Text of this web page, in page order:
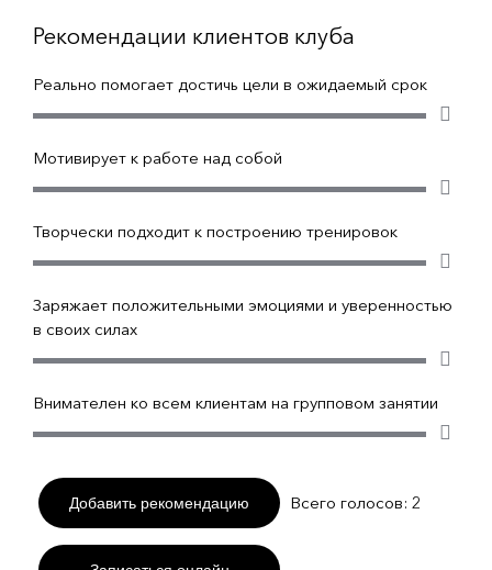
Рекомендации клиентов клуба
Реально помогает достичь цели в ожидаемый срок
Мотивирует к работе над собой
Творчески подходит к построению тренировок
Заряжает положительными эмоциями и уверенностью
в своих силах
Внимателен ко всем клиентам на групповом занятии
Добавить рекомендацию Всего голосов: 2